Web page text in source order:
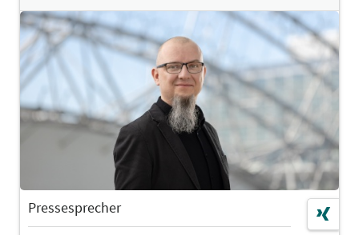
Pressesprecher